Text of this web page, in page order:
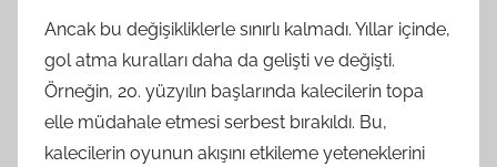
Ancak bu değişikliklerle sınırlı kalmadı. Yıllar içinde,
gol atma kuralları daha da gelişti ve değişti.
Örneğin, 20. yüzyılın başlarında kalecilerin topa
elle müdahale etmesi serbest bırakıldı. Bu,
kalecilerin oyunun akışını etkileme yeteneklerini